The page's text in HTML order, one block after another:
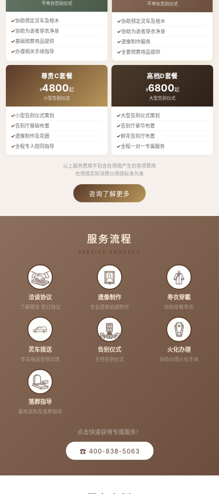
不举办告别仪式
协助预定灵车及棺木
协助为逝者穿衣净身
基础殡葬用品提供
办理相关手续指导
不举办告别仪式
协助预定灵车及棺木
协助为逝者穿衣净身
遗像制作服务
全套殡葬用品提供
尊贵C套餐
¥4800起
小型告别仪式
小型告别仪式策划
告别厅基础布置
遗像制作及花圈
全程专人陪同指导
高档D套餐
¥6800起
大型告别仪式
大型告别仪式策划
告别厅豪华布置
鲜花告别厅布置
全程一对一专属服务
以上服务费用不包含在场馆产生的各项费用
在场馆实际消费以场馆标准为准
咨询了解更多
服务流程
SERVICE PROCESS
洽谈协议
了解需求 签订协议
遗像制作
专业遗像拍摄制作
寿衣穿戴
协助穿戴寿衣
灵车接送
专车接送至殡仪馆
告别仪式
主持告别仪式
火化办理
协助办理火化手续
落葬指导
墓地选购及落葬指导
点击快速获得专属服务！
☎ 400-838-5063